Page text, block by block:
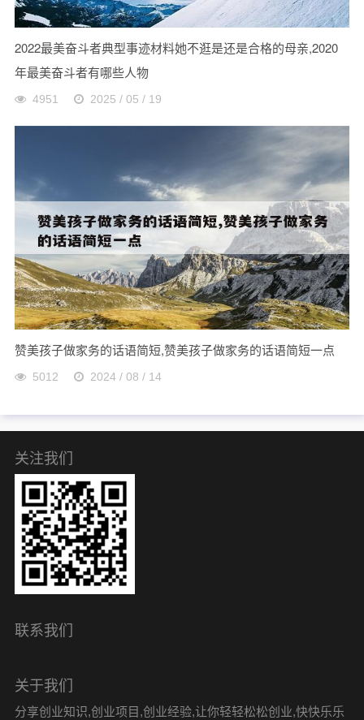
2022最美奋斗者典型事迹材料她不逛是还是合格的母亲,2020
年最美奋斗者有哪些人物
4951 2025 / 05 / 19
赞美孩子做家务的话语简短,赞美孩子做家务的话语简短一点
5012 2024 / 08 / 14
关注我们
联系我们
关于我们
分享创业知识,创业项目,创业经验,让你轻轻松松创业,快快乐乐